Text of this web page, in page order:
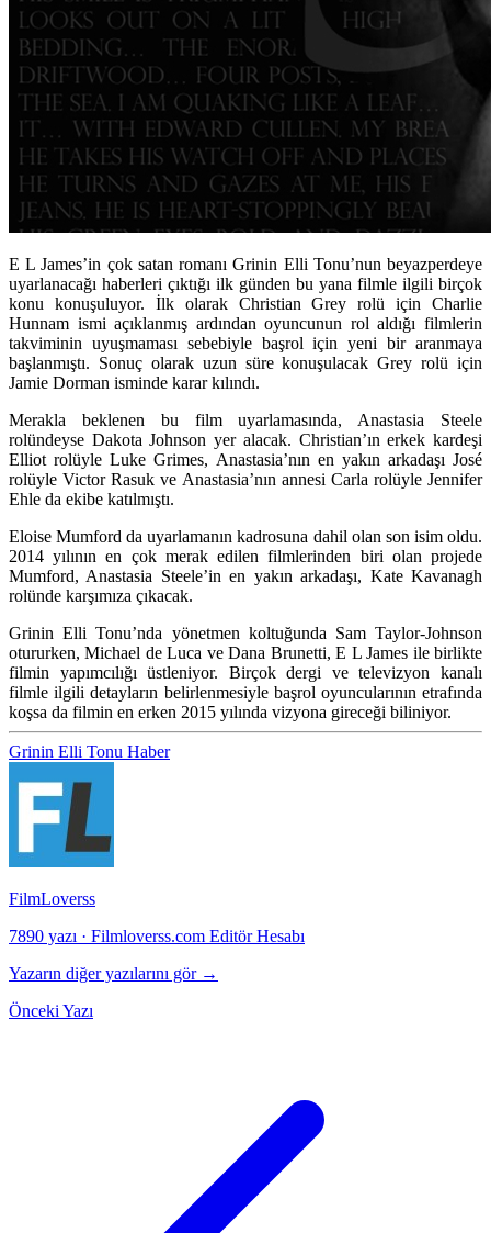
E L James’in çok satan romanı Grinin Elli Tonu’nun beyazperdeye
uyarlanacağı haberleri çıktığı ilk günden bu yana filmle ilgili birçok
konu konuşuluyor. İlk olarak Christian Grey rolü için Charlie
Hunnam ismi açıklanmış ardından oyuncunun rol aldığı filmlerin
takviminin uyuşmaması sebebiyle başrol için yeni bir aranmaya
başlanmıştı. Sonuç olarak uzun süre konuşulacak Grey rolü için
Jamie Dorman isminde karar kılındı.
Merakla beklenen bu film uyarlamasında, Anastasia Steele
rolündeyse Dakota Johnson yer alacak. Christian’ın erkek kardeşi
Elliot rolüyle Luke Grimes, Anastasia’nın en yakın arkadaşı José
rolüyle Victor Rasuk ve Anastasia’nın annesi Carla rolüyle Jennifer
Ehle da ekibe katılmıştı.
Eloise Mumford da uyarlamanın kadrosuna dahil olan son isim oldu.
2014 yılının en çok merak edilen filmlerinden biri olan projede
Mumford, Anastasia Steele’in en yakın arkadaşı, Kate Kavanagh
rolünde karşımıza çıkacak.
Grinin Elli Tonu’nda yönetmen koltuğunda Sam Taylor-Johnson
otururken, Michael de Luca ve Dana Brunetti, E L James ile birlikte
filmin yapımcılığı üstleniyor. Birçok dergi ve televizyon kanalı
filmle ilgili detayların belirlenmesiyle başrol oyuncularının etrafında
koşsa da filmin en erken 2015 yılında vizyona gireceği biliniyor.
Grinin Elli Tonu Haber
FilmLoverss
7890 yazı · Filmloverss.com Editör Hesabı
Yazarın diğer yazılarını gör →
Önceki Yazı